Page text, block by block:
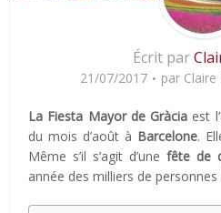
Écrit par
21/07/2017 par
La Fiesta Mayor de Gràcia est
du mois d’août à Barcelone.
Même s’il s’agit d’unefête de
année des milliers de